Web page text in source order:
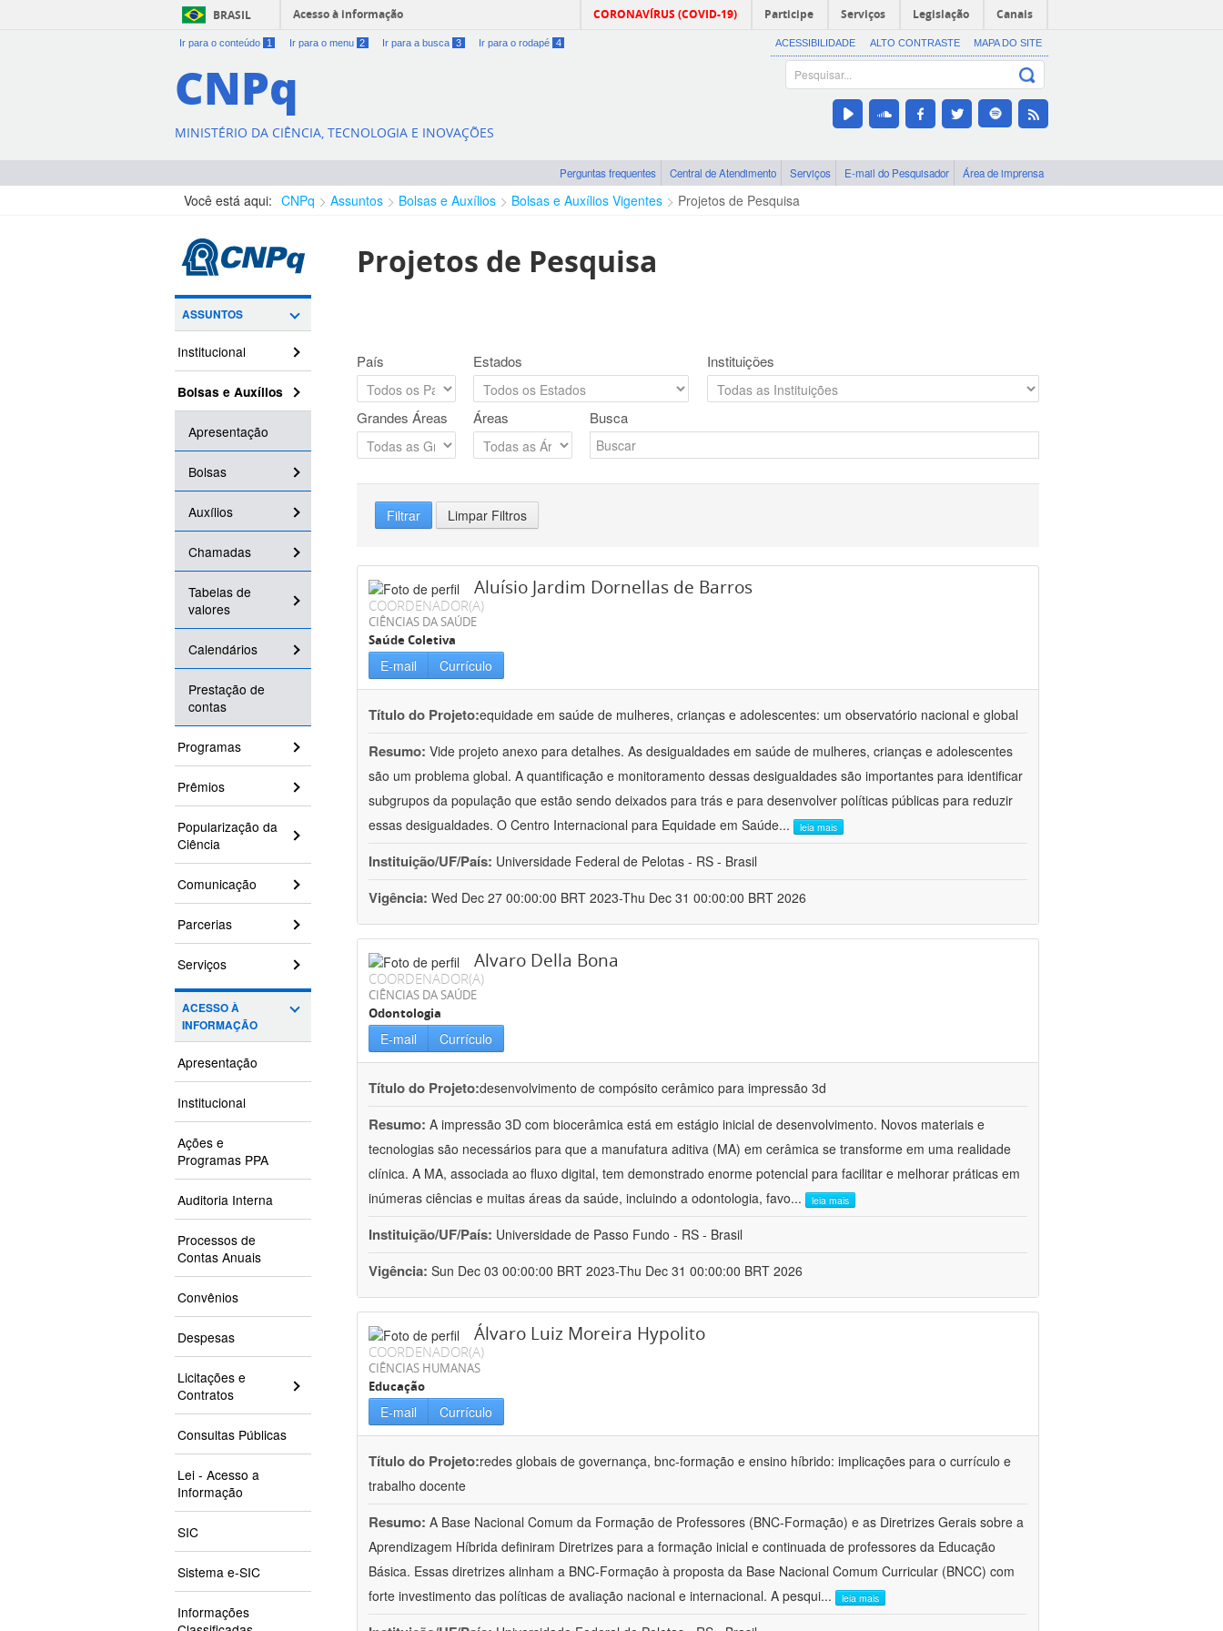
BRASIL Acesso à informação CORONAVÍRUS (COVID-19) Participe Serviços Legislação Canais
Ir para o conteúdo 1 Ir para o menu 2 Ir para a busca 3 Ir para o rodapé 4 ACESSIBILIDADE ALTO CONTRASTE MAPA DO SITE
CNPq
MINISTÉRIO DA CIÊNCIA, TECNOLOGIA E INOVAÇÕES
Perguntas frequentes Central de Atendimento Serviços E-mail do Pesquisador Área de imprensa
Você está aqui: CNPq Assuntos Bolsas e Auxílios Bolsas e Auxílios Vigentes Projetos de Pesquisa
ASSUNTOS
Institucional
Bolsas e Auxílios
Apresentação
Bolsas
Auxílios
Chamadas
Tabelas de
valores
Calendários
Prestação de
contas
Programas
Prêmios
Popularização da
Ciência
Comunicação
Parcerias
Serviços
ACESSO À
INFORMAÇÃO
Apresentação
Institucional
Ações e
Programas PPA
Auditoria Interna
Processos de
Contas Anuais
Convênios
Despesas
Licitações e
Contratos
Consultas Públicas
Lei - Acesso a
Informação
SIC
Sistema e-SIC
Informações
Projetos de Pesquisa
País Estados Instituições
Grandes Áreas Áreas Busca
Filtrar Limpar Filtros
Aluísio Jardim Dornellas de Barros
COORDENADOR(A)
CIÊNCIAS DA SAÚDE
Saúde Coletiva
E-mail Currículo
Título do Projeto:equidade em saúde de mulheres, crianças e adolescentes: um observatório nacional e global
Resumo: Vide projeto anexo para detalhes. As desigualdades em saúde de mulheres, crianças e adolescentes
são um problema global. A quantificação e monitoramento dessas desigualdades são importantes para identificar
subgrupos da população que estão sendo deixados para trás e para desenvolver políticas públicas para reduzir
essas desigualdades. O Centro Internacional para Equidade em Saúde... leia mais
Instituição/UF/País: Universidade Federal de Pelotas - RS - Brasil
Vigência: Wed Dec 27 00:00:00 BRT 2023-Thu Dec 31 00:00:00 BRT 2026
Alvaro Della Bona
COORDENADOR(A)
CIÊNCIAS DA SAÚDE
Odontologia
E-mail Currículo
Título do Projeto:desenvolvimento de compósito cerâmico para impressão 3d
Resumo: A impressão 3D com biocerâmica está em estágio inicial de desenvolvimento. Novos materiais e
tecnologias são necessários para que a manufatura aditiva (MA) em cerâmica se transforme em uma realidade
clínica. A MA, associada ao fluxo digital, tem demonstrado enorme potencial para facilitar e melhorar práticas em
inúmeras ciências e muitas áreas da saúde, incluindo a odontologia, favo... leia mais
Instituição/UF/País: Universidade de Passo Fundo - RS - Brasil
Vigência: Sun Dec 03 00:00:00 BRT 2023-Thu Dec 31 00:00:00 BRT 2026
Álvaro Luiz Moreira Hypolito
COORDENADOR(A)
CIÊNCIAS HUMANAS
Educação
E-mail Currículo
Título do Projeto:redes globais de governança, bnc-formação e ensino híbrido: implicações para o currículo e
trabalho docente
Resumo: A Base Nacional Comum da Formação de Professores (BNC-Formação) e as Diretrizes Gerais sobre a
Aprendizagem Híbrida definiram Diretrizes para a formação inicial e continuada de professores da Educação
Básica. Essas diretrizes alinham a BNC-Formação à proposta da Base Nacional Comum Curricular (BNCC) com
forte investimento das políticas de avaliação nacional e internacional. A pesqui... leia mais